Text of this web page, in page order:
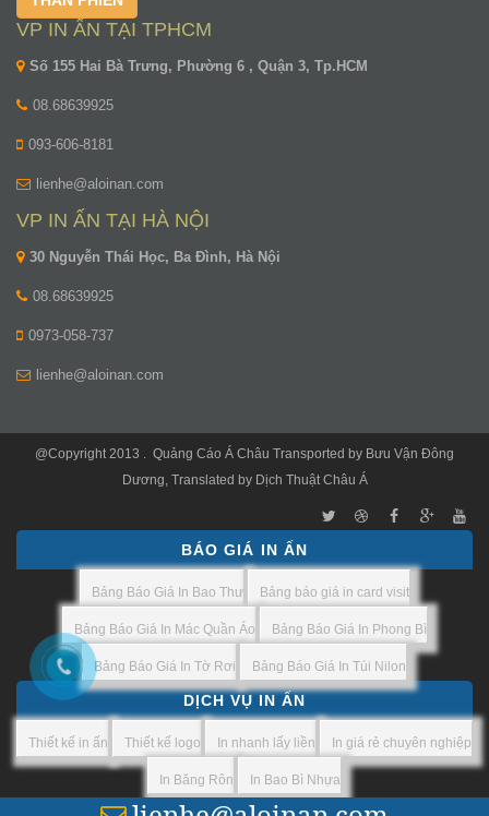
VP IN ẤN TẠI TPHCM
Số 155 Hai Bà Trưng, Phường 6 , Quận 3, Tp.HCM
08.68639925
093-606-8181
lienhe@aloinan.com
VP IN ẤN TẠI HÀ NỘI
30 Nguyễn Thái Học, Ba Đình, Hà Nội
08.68639925
0973-058-737
lienhe@aloinan.com
@Copyright 2013 . Quảng Cáo Á Châu Transported by Bưu Vận Đông
Dương, Translated by Dịch Thuật Châu Á
BÁO GIÁ IN ẤN
Bảng Báo Giá In Bao Thư Bảng báo giá in card visit
Bảng Báo Giá In Mác Quần Áo Bảng Báo Giá In Phong Bì
Bảng Báo Giá In Tờ Rơi Bảng Báo Giá In Túi Nilon
DỊCH VỤ IN ẤN
Thiết kế in ấn Thiết kế logo In nhanh lấy liền In giá rẻ chuyên nghiệp
In Băng Rôn In Bao Bì Nhựa